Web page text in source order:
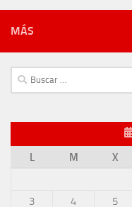
MÁS
Buscar:
L
M X
3
4 5